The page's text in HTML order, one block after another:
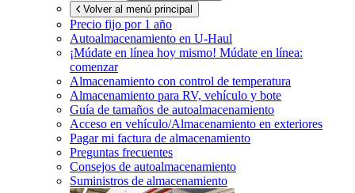
Volver al menú principal
Precio fijo por 1 año
Autoalmacenamiento en U-Haul
¡Múdate en línea hoy mismo! Múdate en línea:
comenzar
Almacenamiento con control de temperatura
Almacenamiento para RV, vehículo y bote
Guía de tamaños de autoalmacenamiento
Acceso en vehículo/Almacenamiento en exteriores
Pagar mi factura de almacenamiento
Preguntas frecuentes
Consejos de autoalmacenamiento
Suministros de almacenamiento